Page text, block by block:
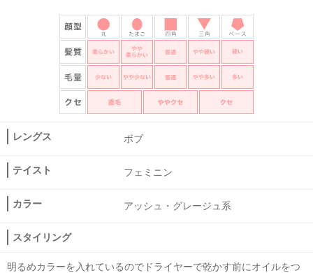
レングス ボブ
テイスト フェミニン
カラー アッシュ・グレージュ系
スタイリング
明るめカラーを入れているのでドライヤーで乾かす前にオイルをつ